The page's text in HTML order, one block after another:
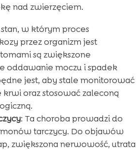
nad zwierzęciem.
w którym proces
przez organizm jest
są zwiększone
oddawanie moczu i spadek
jest, aby stale monitorować
oraz stosować zaleconą
: Ta choroba prowadzi do
tarczycy. Do objawów
zwiększona nerwowość, utrata